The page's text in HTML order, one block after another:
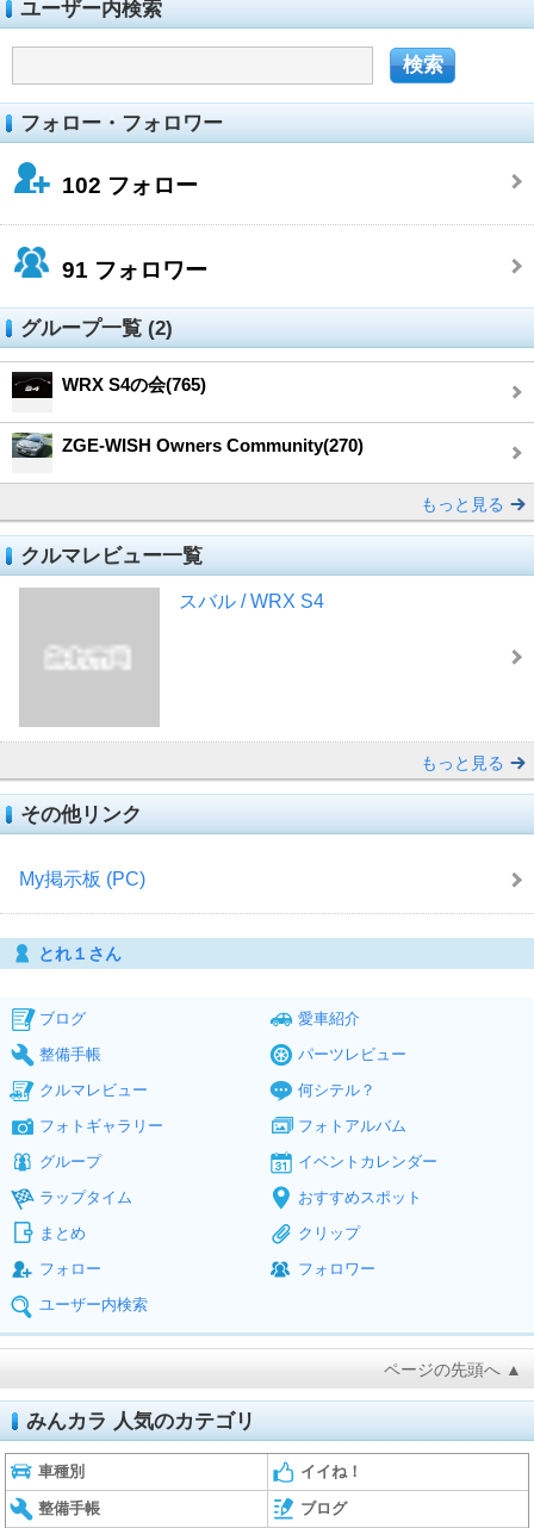
ユーザー内検索
フォロー・フォロワー
102 フォロー
91 フォロワー
グループ一覧 (2)
WRX S4の会(765)
ZGE-WISH Owners Community(270)
もっと見る
クルマレビュー一覧
スバル / WRX S4
もっと見る
その他リンク
My掲示板 (PC)
とれ１さん
ブログ
愛車紹介
整備手帳
パーツレビュー
クルマレビュー
何シテル？
フォトギャラリー
フォトアルバム
グループ
イベントカレンダー
ラップタイム
おすすめスポット
まとめ
クリップ
フォロー
フォロワー
ユーザー内検索
ページの先頭へ ▲
みんカラ 人気のカテゴリ
車種別 イイね！
整備手帳 ブログ